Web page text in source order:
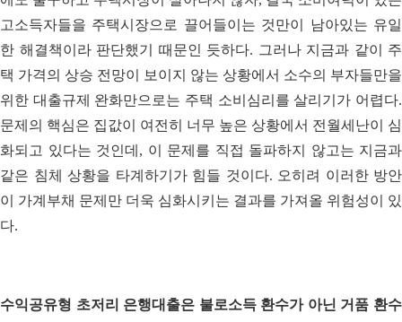
고소득자들을 주택시장으로 끌어들이는 것만이 남아있는 유일
한 해결책이라 판단했기 때문인 듯하다. 그러나 지금과 같이 주
택 가격의 상승 전망이 보이지 않는 상황에서 소수의 부자들만을
위한 대출규제 완화만으로는 주택 소비심리를 살리기가 어렵다.
문제의 핵심은 집값이 여전히 너무 높은 상황에서 전월세난이 심
화되고 있다는 것인데, 이 문제를 직접 돌파하지 않고는 지금과
같은 침체 상황을 타계하기가 힘들 것이다. 오히려 이러한 방안
이 가계부채 문제만 더욱 심화시키는 결과를 가져올 위험성이 있
다.
수익공유형 초저리 은행대출은 불로소득 환수가 아닌 거품 환수